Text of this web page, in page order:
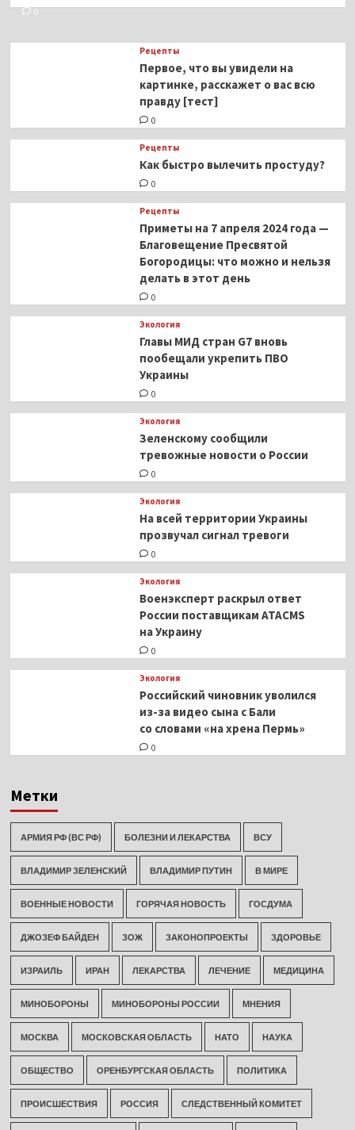
0
Рецепты
Первое, что вы увидели на
картинке, расскажет о вас всю
правду [тест]
0
Рецепты
Как быстро вылечить простуду?
0
Рецепты
Приметы на 7 апреля 2024 года —
Благовещение Пресвятой
Богородицы: что можно и нельзя
делать в этот день
0
Экология
Главы МИД стран G7 вновь
пообещали укрепить ПВО
Украины
0
Экология
Зеленскому сообщили
тревожные новости о России
0
Экология
На всей территории Украины
прозвучал сигнал тревоги
0
Экология
Военэксперт раскрыл ответ
России поставщикам ATACMS
на Украину
0
Экология
Российский чиновник уволился
из-за видео сына с Бали
со словами «на хрена Пермь»
0
Метки
АРМИЯ РФ (ВС РФ) БОЛЕЗНИ И ЛЕКАРСТВА ВСУ
ВЛАДИМИР ЗЕЛЕНСКИЙ ВЛАДИМИР ПУТИН В МИРЕ
ВОЕННЫЕ НОВОСТИ ГОРЯЧАЯ НОВОСТЬ ГОСДУМА
ДЖОЗЕФ БАЙДЕН ЗОЖ ЗАКОНОПРОЕКТЫ ЗДОРОВЬЕ
ИЗРАИЛЬ ИРАН ЛЕКАРСТВА ЛЕЧЕНИЕ МЕДИЦИНА
МИНОБОРОНЫ МИНОБОРОНЫ РОССИИ МНЕНИЯ
МОСКВА МОСКОВСКАЯ ОБЛАСТЬ НАТО НАУКА
ОБЩЕСТВО ОРЕНБУРГСКАЯ ОБЛАСТЬ ПОЛИТИКА
ПРОИСШЕСТВИЯ РОССИЯ СЛЕДСТВЕННЫЙ КОМИТЕТ